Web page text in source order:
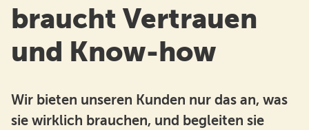
braucht Vertrauen
und Know-how
Wir bieten unseren Kunden nur das an, was
sie wirklich brauchen, und begleiten sie